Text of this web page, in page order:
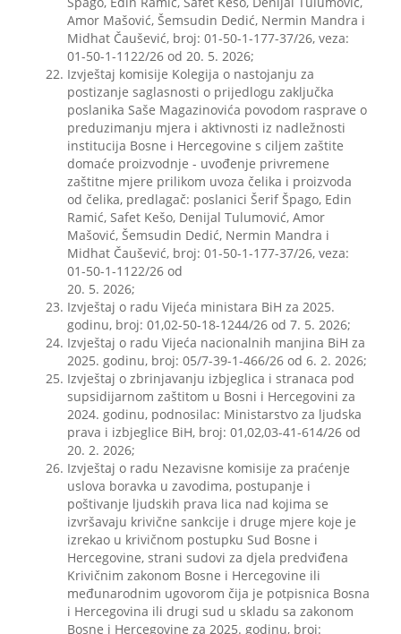
Amor Mašović, Šemsudin Dedić, Nermin Mandra i
Midhat Čaušević, broj: 01-50-1-177-37/26, veza:
01-50-1-1122/26 od 20. 5. 2026;
Izvještaj komisije Kolegija o nastojanju za
postizanje saglasnosti o prijedlogu zaključka
poslanika Saše Magazinovića povodom rasprave o
preduzimanju mjera i aktivnosti iz nadležnosti
institucija Bosne i Hercegovine s ciljem zaštite
domaće proizvodnje - uvođenje privremene
zaštitne mjere prilikom uvoza čelika i proizvoda
od čelika, predlagač: poslanici Šerif Špago, Edin
Ramić, Safet Kešo, Denijal Tulumović, Amor
Mašović, Šemsudin Dedić, Nermin Mandra i
Midhat Čaušević, broj: 01-50-1-177-37/26, veza:
01-50-1-1122/26 od
20. 5. 2026;
Izvještaj o radu Vijeća ministara BiH za 2025.
godinu, broj: 01,02-50-18-1244/26 od 7. 5. 2026;
Izvještaj o radu Vijeća nacionalnih manjina BiH za
2025. godinu, broj: 05/7-39-1-466/26 od 6. 2. 2026;
Izvještaj o zbrinjavanju izbjeglica i stranaca pod
supsidijarnom zaštitom u Bosni i Hercegovini za
2024. godinu, podnosilac: Ministarstvo za ljudska
prava i izbjeglice BiH, broj: 01,02,03-41-614/26 od
20. 2. 2026;
Izvještaj o radu Nezavisne komisije za praćenje
uslova boravka u zavodima, postupanje i
poštivanje ljudskih prava lica nad kojima se
izvršavaju krivične sankcije i druge mjere koje je
izrekao u krivičnom postupku Sud Bosne i
Hercegovine, strani sudovi za djela predviđena
Krivičnim zakonom Bosne i Hercegovine ili
međunarodnim ugovorom čija je potpisnica Bosna
i Hercegovina ili drugi sud u skladu sa zakonom
Bosne i Hercegovine za 2025. godinu, broj: